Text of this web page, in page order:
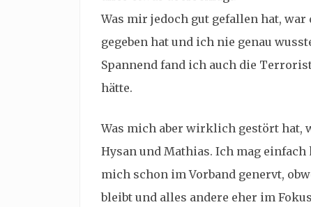
Was mir jedoch gut gefallen hat, war
gegeben hat und ich nie genau
Spannend fand ich auch die
hätte.
Was mich aber wirklich gestört hat,
Hysan und Mathias. Ich mag
mich schon im Vorband genervt,
bleibt und alles andere eher im